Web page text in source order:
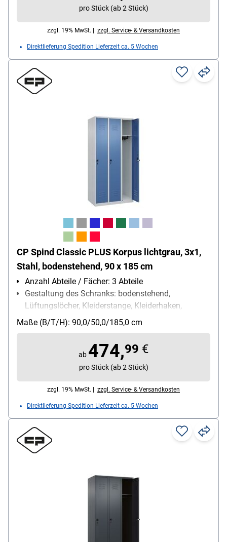
/ eingestanzer Etikettenrahmen
pro Stück (ab 2 Stück)
zzgl. 19% MwSt. | zzgl. Service- & Versandkosten
Direktlieferung Spedition Lieferzeit ca. 5 Wochen
CP Spind Classic PLUS Korpus lichtgrau, 3x1,
Stahl, bodenstehend, 90 x 185 cm
Anzahl Abteile / Fächer: 3 Abteile
Gestaltung des Schranks: bodenstehend,
Lüftungslöcher, Kleiderstange, Kleiderhaken,
Ablageboden, Etikettenrahmen
Schließungsart: Drehriegelverschluss
Besonderheiten: hohe UV- und
Korrosionsbeständigkeit / Türen mit Soft-Anschlag
/ eingestanzer Etikettenrahmen
Maße (B/T/H): 90,0/50,0/185,0 cm
ab 474,99 €
pro Stück (ab 2 Stück)
zzgl. 19% MwSt. | zzgl. Service- & Versandkosten
Direktlieferung Spedition Lieferzeit ca. 5 Wochen